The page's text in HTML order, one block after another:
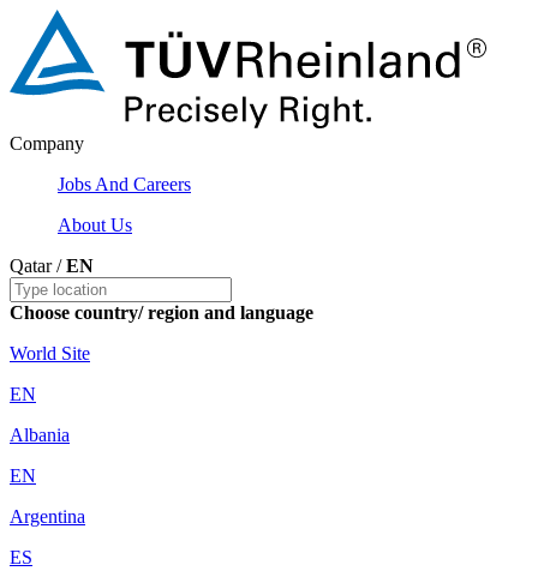
Company
Jobs And Careers
About Us
Qatar /EN
Choose country/ region and language
World Site
EN
Albania
EN
Argentina
ES